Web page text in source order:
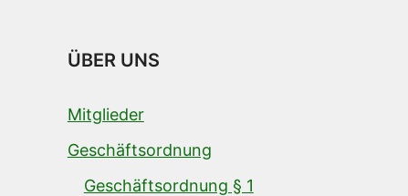
ÜBER UNS
Mitglieder
Geschäftsordnung
Geschäftsordnung § 1